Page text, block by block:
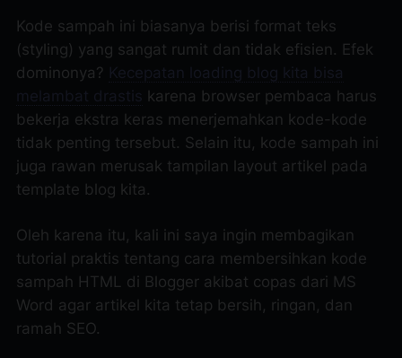
Kode sampah ini biasanya berisi format teks
(styling) yang sangat rumit dan tidak efisien. Efek
dominonya? Kecepatan loading blog kita bisa
melambat drastis karena browser pembaca harus
bekerja ekstra keras menerjemahkan kode-kode
tidak penting tersebut. Selain itu, kode sampah ini
juga rawan merusak tampilan layout artikel pada
template blog kita.
Oleh karena itu, kali ini saya ingin membagikan
tutorial praktis tentang cara membersihkan kode
sampah HTML di Blogger akibat copas dari MS
Word agar artikel kita tetap bersih, ringan, dan
ramah SEO.